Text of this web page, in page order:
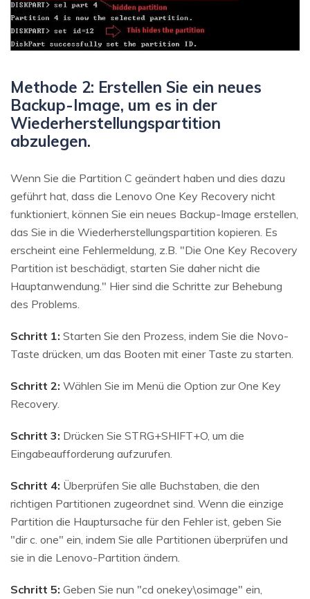
Methode 2: Erstellen Sie ein neues
Backup-Image, um es in der
Wiederherstellungspartition
abzulegen.
Wenn Sie die Partition C geändert haben und dies dazu
geführt hat, dass die Lenovo One Key Recovery nicht
funktioniert, können Sie ein neues Backup-Image erstellen,
das Sie in die Wiederherstellungspartition kopieren. Es
erscheint eine Fehlermeldung, z.B. "Die One Key Recovery
Partition ist beschädigt, starten Sie daher nicht die
Hauptanwendung." Hier sind die Schritte zur Behebung
des Problems.
Schritt 1: Starten Sie den Prozess, indem Sie die Novo-
Taste drücken, um das Booten mit einer Taste zu starten.
Schritt 2: Wählen Sie im Menü die Option zur One Key
Recovery.
Schritt 3: Drücken Sie STRG+SHIFT+O, um die
Eingabeaufforderung aufzurufen.
Schritt 4: Überprüfen Sie alle Buchstaben, die den
richtigen Partitionen zugeordnet sind. Wenn die einzige
Partition die Hauptursache für den Fehler ist, geben Sie
"dir c. one" ein, indem Sie alle Partitionen überprüfen und
sie in die Lenovo-Partition ändern.
Schritt 5: Geben Sie nun "cd onekey\osimage" ein,